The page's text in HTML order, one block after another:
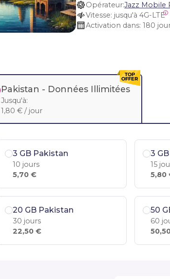
Opérateur:Jazz Mobile
Vitesse: jusqu'à 4G-LTE
Activation dans: 180
Pakistan - Données Illimitées
Jusqu'à:
1,80 € / jour
3 GB Pakistan
10 jours
5,70 €
3
15
5,80
20 GB Pakistan
30 jours
22,50 €
50
60